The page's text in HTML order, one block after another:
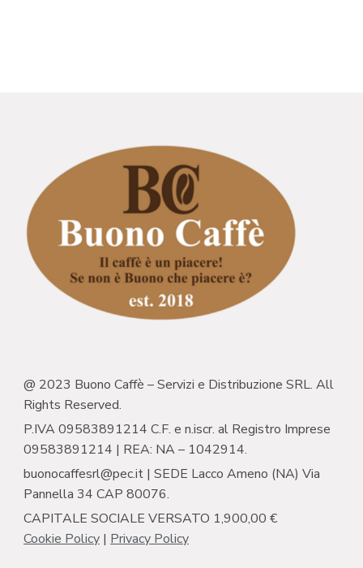
@ 2023 Buono Caffè – Servizi e Distribuzione SRL. All
Rights Reserved.
P.IVA 09583891214 C.F. e n.iscr. al Registro Imprese
09583891214 | REA: NA – 1042914.
buonocaffesrl@pec.it | SEDE Lacco Ameno (NA) Via
Pannella 34 CAP 80076.
CAPITALE SOCIALE VERSATO 1,900,00 €
Cookie Policy | Privacy Policy